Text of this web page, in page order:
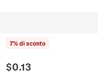
7% di sconto
$0.13